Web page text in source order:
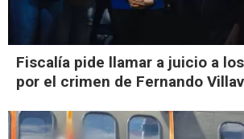
Fiscalía pide llamar a juicio a
por el crimen de Fernando